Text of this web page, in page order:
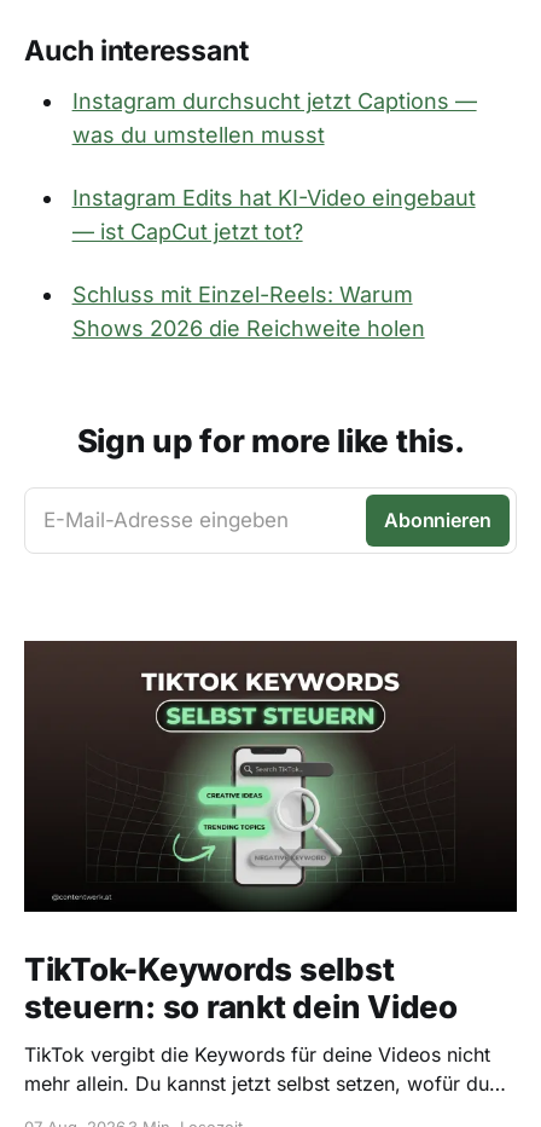
Auch interessant
Instagram durchsucht jetzt Captions —
was du umstellen musst
Instagram Edits hat KI-Video eingebaut
— ist CapCut jetzt tot?
Schluss mit Einzel-Reels: Warum
Shows 2026 die Reichweite holen
Sign up for more like this.
E-Mail-Adresse eingeben Abonnieren
TikTok-Keywords selbst
steuern: so rankt dein Video
TikTok vergibt die Keywords für deine Videos nicht
mehr allein. Du kannst jetzt selbst setzen, wofür du